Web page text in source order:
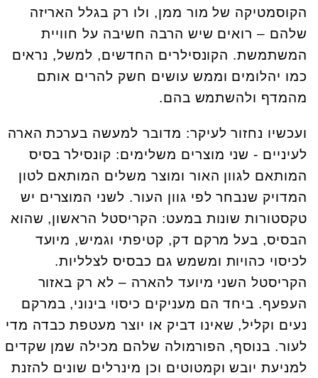
הקוסמטיקה של מור ממן, ולו רק בגלל האריזה
שלהם – רואים שיש הרבה חשיבה על חוויית
המשתמשת. הקונסילרים החדשים, למשל, נראים
כמו יהלומים וממש עושים חשק להרים אותם
מהמדף ולהשתמש בהם.
ועכשיו נחזור לעיקר: מדובר למעשה בערכת הארה
לעיניים - שני מוצרים משלימים: קונסילר בסיס
המותאם לגוון האור ומוצר משלים המותאם לטון
המדויק שנבחר לפי גוון העור. לשני המוצרים יש
טקסטורות שונות במעט: הקריסטל הראשון, שהוא
הבסיס, בעל מרקם דק, קטיפתי וגמיש, מיועד
לכיסוי כהויות ומשמש גם כבסיס לצלליות.
הקריסטל השני מיועד להארה – לא רק באזור
העפעף. ביחד הם מעניקים כיסוי בינוני, במרקם
נעים וקליל, שאינו דביק או יוצר מעטפת כבדה מדי
לעור. בנוסף, הפורמולה שלהם מכילה שמן שקדים
למניעת יובש וקמטוטים וכן מינרלים שונים להזנת